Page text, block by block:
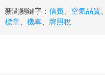
新聞關鍵字： 信義 空氣品質
標章
機車 牌照稅